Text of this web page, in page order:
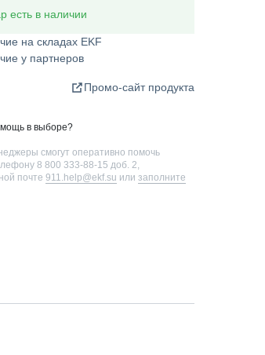
есть в наличии
на складах EKF
у партнеров
Промо-сайт продукта
в выборе?
смогут оперативно помочь
8 800 333-88-15 доб. 2
почте 911.help@ekf.su или заполните